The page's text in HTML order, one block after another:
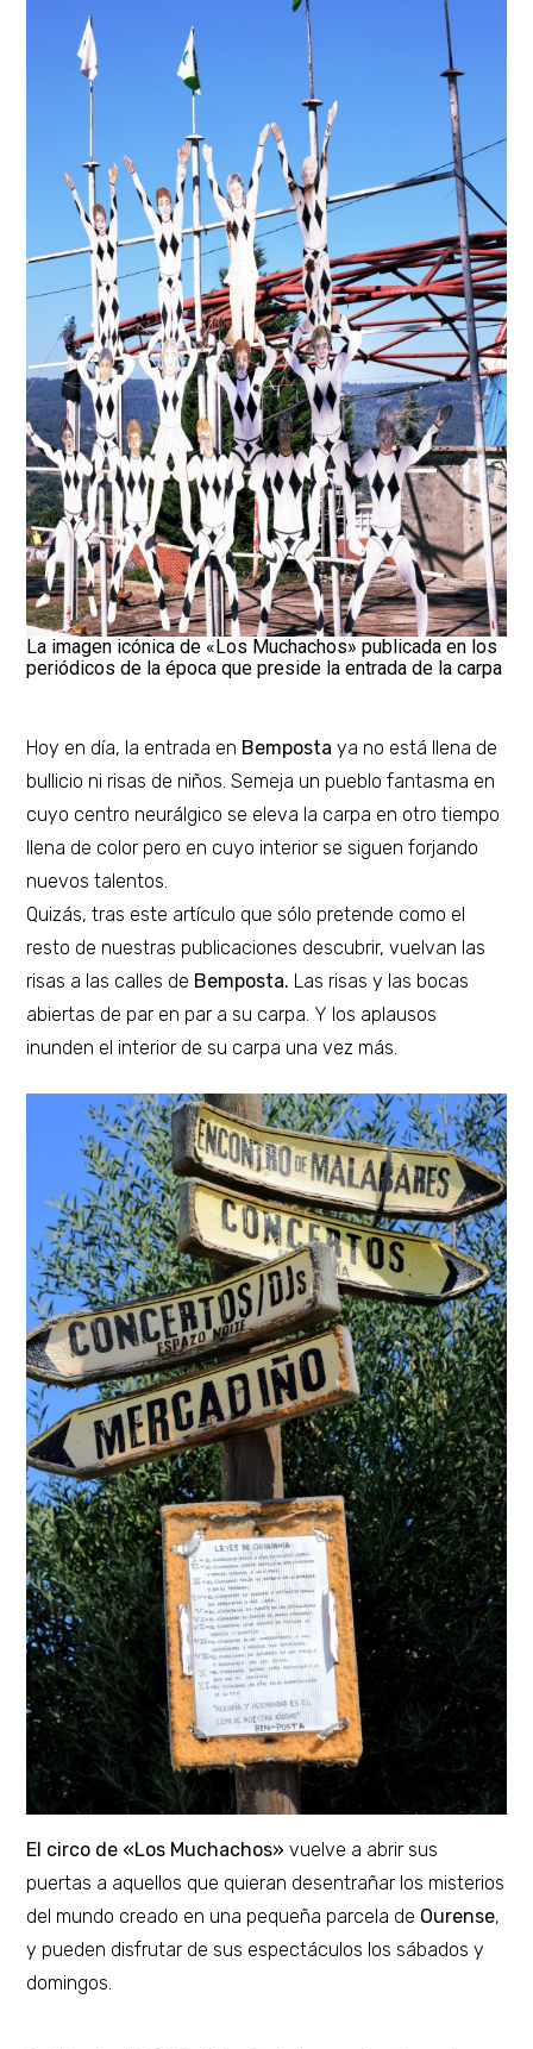
La imagen icónica de «Los Muchachos» publicada en los
periódicos de la época que preside la entrada de la carpa
Hoy en día, la entrada en Bemposta ya no está llena de
bullicio ni risas de niños. Semeja un pueblo fantasma en
cuyo centro neurálgico se eleva la carpa en otro tiempo
llena de color pero en cuyo interior se siguen forjando
nuevos talentos.
Quizás, tras este artículo que sólo pretende como el
resto de nuestras publicaciones descubrir, vuelvan las
risas a las calles de Bemposta. Las risas y las bocas
abiertas de par en par a su carpa. Y los aplausos
inunden el interior de su carpa una vez más.
El circo de «Los Muchachos» vuelve a abrir sus
puertas a aquellos que quieran desentrañar los misterios
del mundo creado en una pequeña parcela de Ourense,
y pueden disfrutar de sus espectáculos los sábados y
domingos.